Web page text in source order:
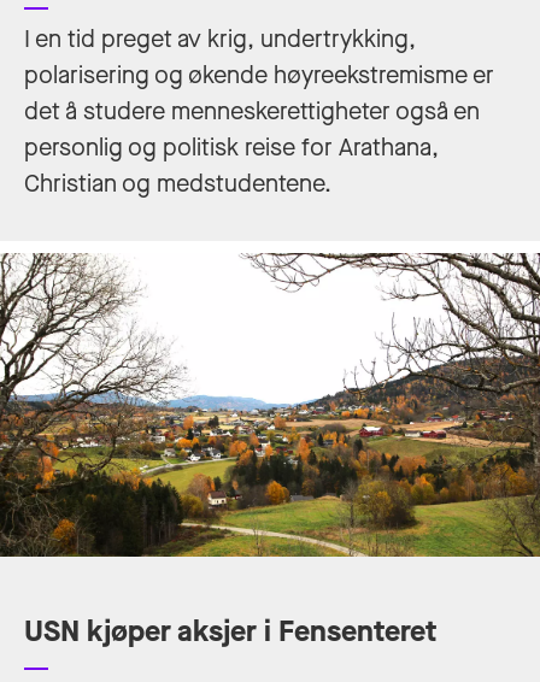
I en tid preget av krig, undertrykking,
polarisering og økende høyreekstremisme er
det å studere menneskerettigheter også en
personlig og politisk reise for Arathana,
Christian og medstudentene.
USN kjøper aksjer i Fensenteret